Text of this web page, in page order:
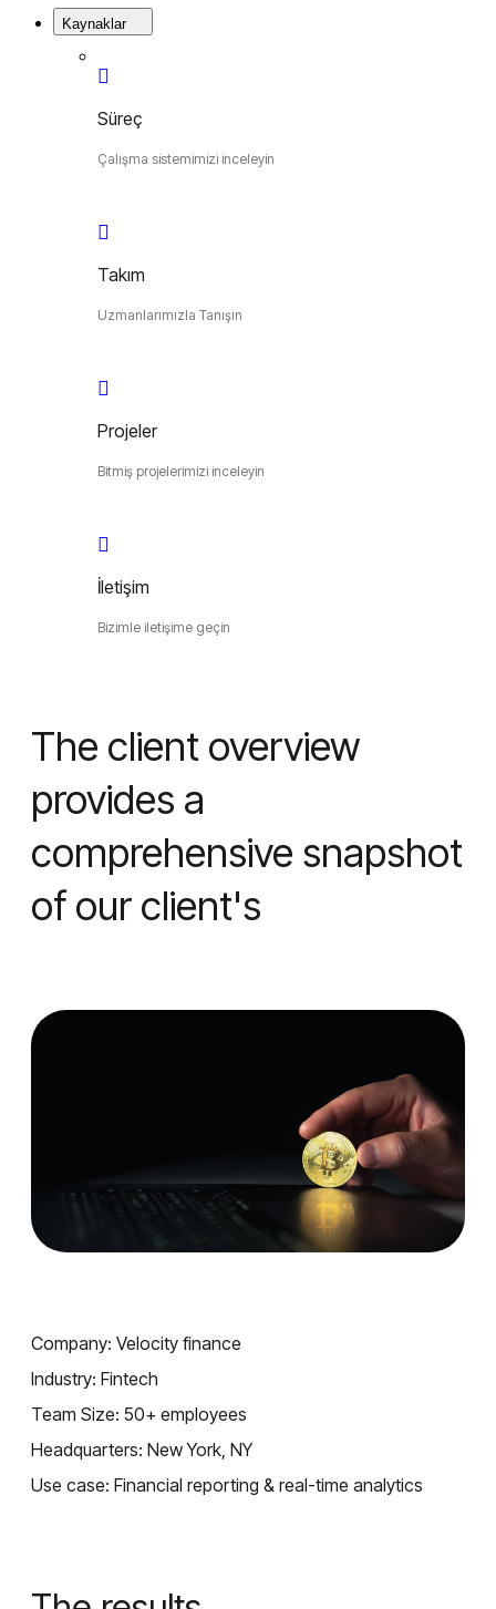
Kaynaklar
Süreç
Çalışma sistemimizi inceleyin
Takım
Uzmanlarımızla Tanışın
Projeler
Bitmiş projelerimizi inceleyin
İletişim
Bizimle iletişime geçin
The client overview
provides a
comprehensive snapshot
of our client's
Company: Velocity finance
Industry: Fintech
Team Size: 50+ employees
Headquarters: New York, NY
Use case: Financial reporting & real-time analytics